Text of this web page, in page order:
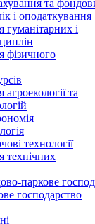
та
і оподаткування
гуманітарних і
фізичного
та
технології
технічних
паркове
господарство